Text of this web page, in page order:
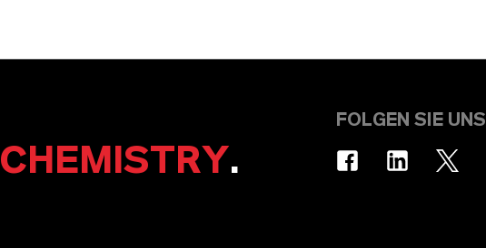
CHEMISTRY.
FOLGEN SIE UNS